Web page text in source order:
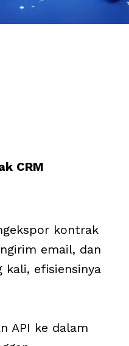
CRM
kontrak
email, dan
efisiensinya
ke dalam